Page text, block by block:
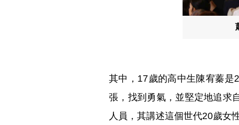
其中，17歲的高中生陳宥蓁是
張，找到勇氣，並堅定地追求
人員，其講述這個世代20歲女